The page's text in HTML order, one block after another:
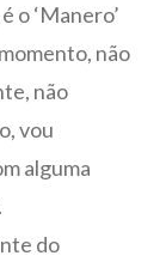
o ‘Manero’
não
não
vou
alguma
do